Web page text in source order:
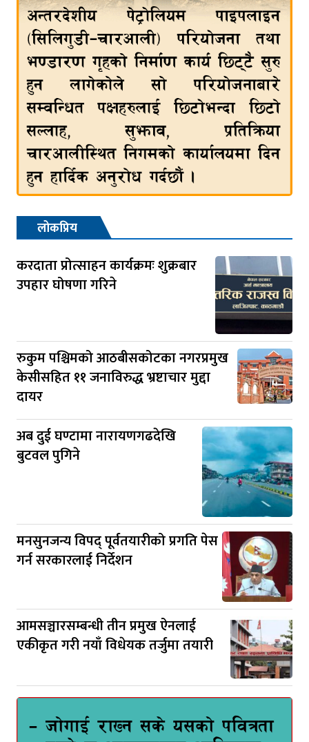
लोकप्रिय
करदाता प्रोत्साहन कार्यक्रमः शुक्रबार
उपहार घोषणा गरिने
रुकुम पश्चिमको आठबीसकोटका नगरप्रमुख
केसीसहित ११ जनाविरुद्ध भ्रष्टाचार मुद्दा
दायर
अब दुई घण्टामा नारायणगढदेखि
बुटवल पुगिने
मनसुनजन्य विपद् पूर्वतयारीको प्रगति पेस
गर्न सरकारलाई निर्देशन
आमसञ्चारसम्बन्धी तीन प्रमुख ऐनलाई
एकीकृत गरी नयाँ विधेयक तर्जुमा तयारी